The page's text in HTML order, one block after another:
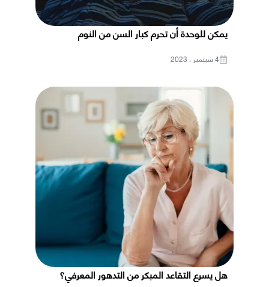
يمكن للوحدة أن تحرم كبار السن من النوم
4 سبتمبر ، 2023
هل يسرع التقاعد المبكر من التدهور المعرفي؟